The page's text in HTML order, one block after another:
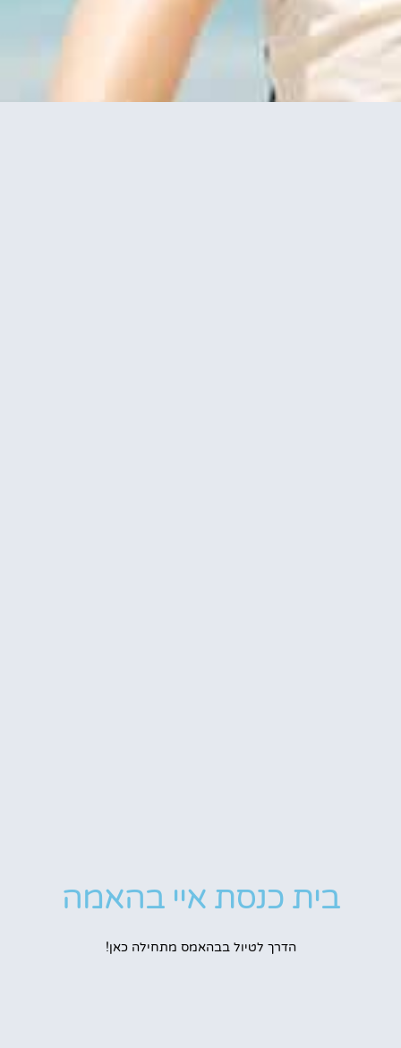
בית כנסת איי בהאמה
הדרך לטיול בבהאמס מתחילה כאן!